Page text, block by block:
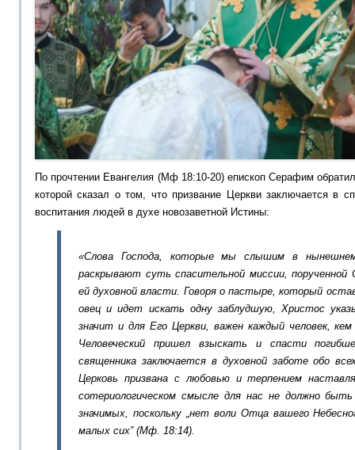
По прочтении Евангелия (Мф 18:10-20) епископ Серафим
которой сказал о том, что призвание Церкви заключается в
воспитания людей в духе новозаветной Истины:
«Слова Господа, которые мы слышим в нынешнем
раскрывают суть спасительной миссии, порученной
ей духовной власти. Говоря о пастыре, который
овец и идет искать одну заблудшую, Христос
значит и для Его Церкви, важен каждый человек,
Человеческий пришел взыскать и спасти
священника заключается в духовной заботе обо
Церковь призвана с любовью и терпением
сотериологическом смысле для нас не должно
значимых, поскольку „нет воли Отца вашего
малых сих”(Мф. 18:14).